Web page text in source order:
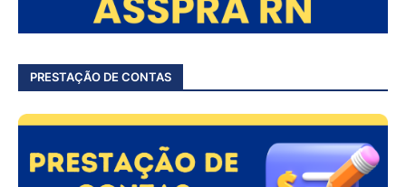
PRESTAÇÃO DE CONTAS